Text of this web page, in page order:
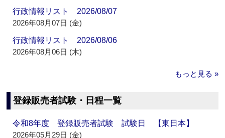
行政情報リスト 2026/08/07
2026年08月07日 (金)
行政情報リスト 2026/08/06
2026年08月06日 (木)
もっと見る »
登録販売者試験・日程一覧
令和8年度 登録販売者試験 試験日 【東日本】
2026年05月29日 (金)